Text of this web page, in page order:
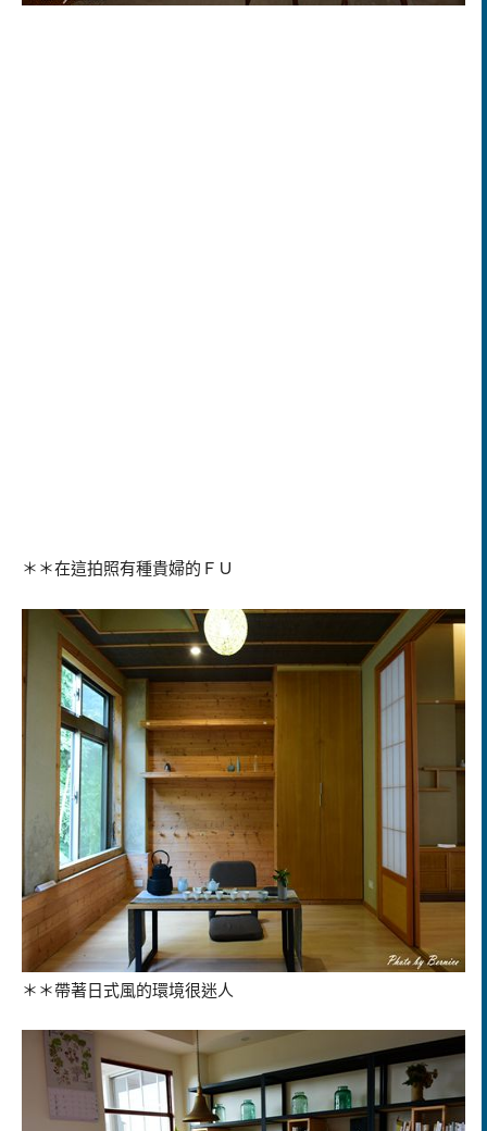
＊＊在這拍照有種貴婦的ＦＵ
＊＊帶著日式風的環境很迷人